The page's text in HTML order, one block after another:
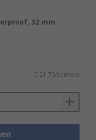
32 mm
€ 21,70/eenheid